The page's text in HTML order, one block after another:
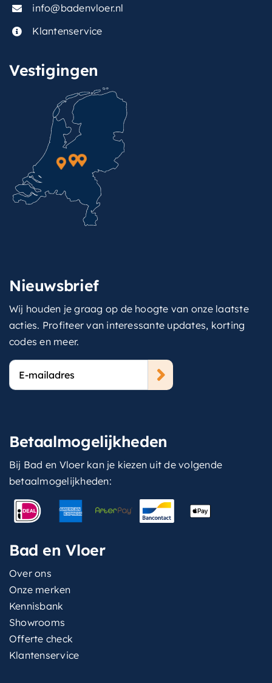
info@badenvloer.nl
Klantenservice
Vestigingen
Nieuwsbrief
Wij houden je graag op de hoogte van onze laatste
acties. Profiteer van interessante updates, korting
codes en meer.
E-
mailadres
Betaalmogelijkheden
Bij Bad en Vloer kan je kiezen uit de volgende
betaalmogelijkheden:
Bad en Vloer
Over ons
Onze merken
Kennisbank
Showrooms
Offerte check
Klantenservice